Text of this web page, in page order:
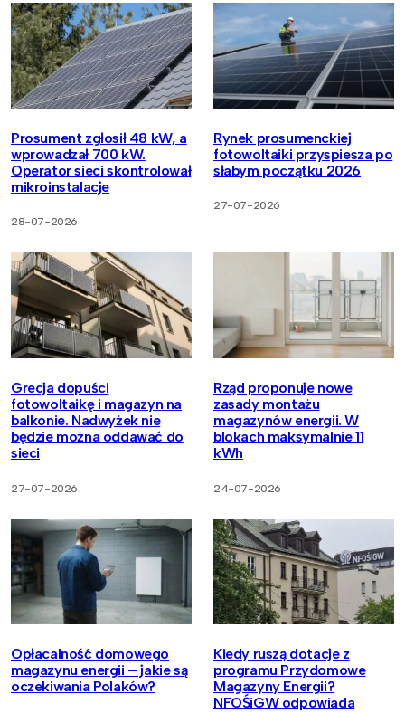
Prosument zgłosił 48 kW, a
wprowadzał 700 kW.
Operator sieci skontrolował
mikroinstalacje
28-07-2026
Rynek prosumenckiej
fotowoltaiki przyspiesza po
słabym początku 2026
27-07-2026
Grecja dopuści
fotowoltaikę i magazyn na
balkonie. Nadwyżek nie
będzie można oddawać do
sieci
27-07-2026
Rząd proponuje nowe
zasady montażu
magazynów energii. W
blokach maksymalnie 11
kWh
24-07-2026
Opłacalność domowego
magazynu energii – jakie są
oczekiwania Polaków?
Kiedy ruszą dotacje z
programu Przydomowe
Magazyny Energii?
NFOŚiGW odpowiada